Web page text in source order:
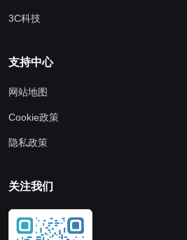
3C科技
支持中心
网站地图
Cookie政策
隐私政策
关注我们